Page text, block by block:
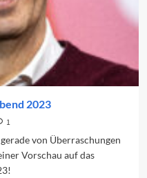
2023
1
von Überraschungen
Vorschau auf das